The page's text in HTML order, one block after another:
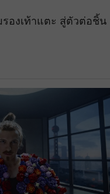
รองเท้าแตะ สู่ตัวต่อชิ้น